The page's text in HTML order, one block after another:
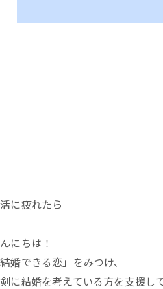
に疲れたら
にちは！
結婚できる恋」をみつけ、
に結婚を考えている方を支援し